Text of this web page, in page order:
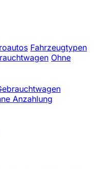
Fahrzeugtypen
Ohne
Anzahlung